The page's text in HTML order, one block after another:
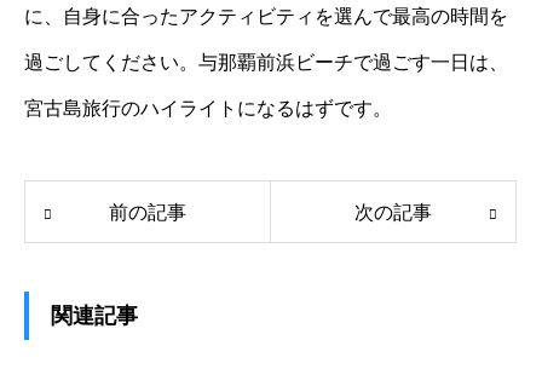
に、自身に合ったアクティビティを選んで最高の時間を
過ごしてください。与那覇前浜ビーチで過ごす一日は、
宮古島旅行のハイライトになるはずです。
前の記事 次の記事
関連記事